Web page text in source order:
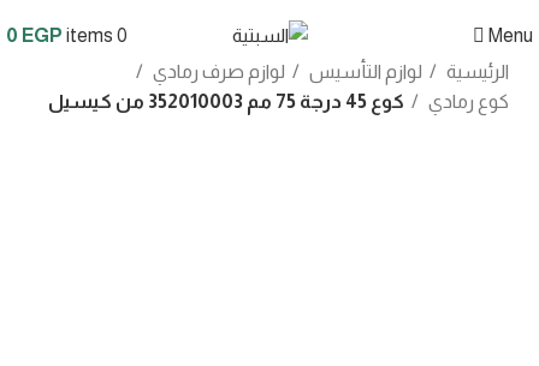
Menu
0
items
0 EGP
الرئيسية
لوازم التأسيس
لوازم صرف رمادي
كوع رمادي
كوع 45 درجة 75 مم 352010003 من كيسيل